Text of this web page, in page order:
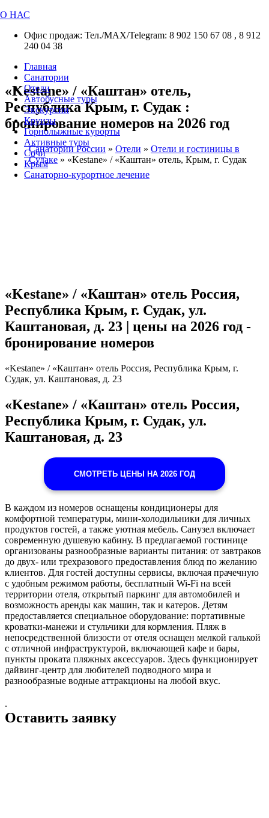
О НАС
Офис продаж: Тел./МАХ/Telegram: 8 902 150 67 08 , 8 912
240 04 38
Главная
Санатории
Отели
Автобусные туры
Экскурсии
Круизы
Горнолыжные курорты
Активные туры
Сочи
Крым
Санаторно-курортное лечение
«Kestane» / «Каштан» отель,
Республика Крым, г. Судак :
бронирование номеров на 2026 год
Санатории России » Отели » Отели и гостиницы в
Судаке » «Kestane» / «Каштан» отель, Крым, г. Судак
«Kestane» / «Каштан» отель Россия,
Республика Крым, г. Судак, ул.
Каштановая, д. 23 | цены на 2026 год -
бронирование номеров
«Kestane» / «Каштан» отель Россия, Республика Крым, г.
Судак, ул. Каштановая, д. 23
«Kestane» / «Каштан» отель Россия,
Республика Крым, г. Судак, ул.
Каштановая, д. 23
СМОТРЕТЬ ЦЕНЫ НА 2026 ГОД
В каждом из номеров оснащены кондиционеры для
комфортной температуры, мини-холодильники для личных
продуктов гостей, а также уютная мебель. Санузел включает
современную душевую кабину. В предлагаемой гостинице
организованы разнообразные варианты питания: от завтраков
до двух- или трехразового предоставления блюд по желанию
клиентов. Для гостей доступны сервисы, включая прачечную
с удобным режимом работы, бесплатный Wi-Fi на всей
территории отеля, открытый паркинг для автомобилей и
возможность аренды как машин, так и катеров. Детям
предоставляется специальное оборудование: портативные
кроватки-манежи и стульчики для кормления. Пляж в
непосредственной близости от отеля оснащен мелкой галькой
с отличной инфраструктурой, включающей кафе и бары,
пункты проката пляжных аксессуаров. Здесь функционирует
дайвинг-центр для любителей подводного мира и
разнообразные водные аттракционы на любой вкус.
.
Оставить заявку